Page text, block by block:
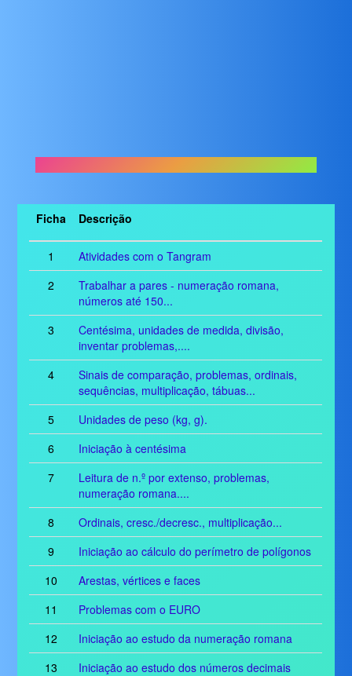
Ficha Descrição
1
Atividades com o Tangram
2
Trabalhar a pares - numeração romana,
números até 150...
3
Centésima, unidades de medida, divisão,
inventar problemas,....
4
Sinais de comparação, problemas, ordinais,
sequências, multiplicação, tábuas...
5
Unidades de peso (kg, g).
6
Iniciação à centésima
7
Leitura de n.º por extenso, problemas,
numeração romana....
8
Ordinais, cresc./decresc., multiplicação...
9
Iniciação ao cálculo do perímetro de polígonos
10
Arestas, vértices e faces
11
Problemas com o EURO
12
Iniciação ao estudo da numeração romana
13
Iniciação ao estudo dos números decimais